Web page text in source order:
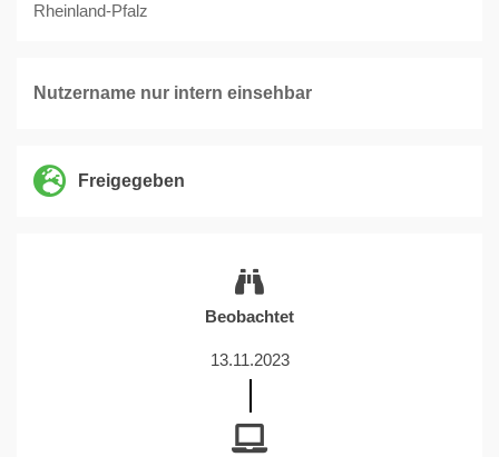
Rheinland-Pfalz
Nutzername nur intern einsehbar
Freigegeben
Beobachtet
13.11.2023